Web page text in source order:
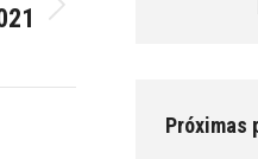
Próximas